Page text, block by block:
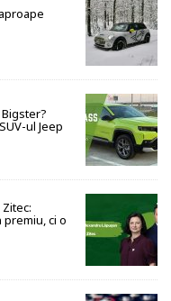
Bigster?
ul Jeep
premiu, ci o